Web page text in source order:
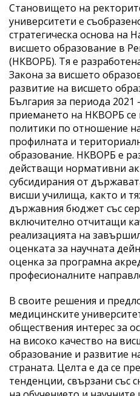
Становището на
университети е
стратегическа основа на
висшето образование в
(НКВОРБ). Тя е
Закона за висшето
развитие на висшето
България за периода 2021
приемането на НКВОРБ
политики по отношение
профилната и
образование. НКВОРБ е
действащи нормативни
субсидирания от
висши училища, както и
държавния бюджет със
включително отчитащи
реализацията на
оценката за научната
оценка за програмна
професионалните
В своите решения и
медицинските
обществения интерес за
на високо качество на
образование и развитие
страната. Целта е да се
тенденции, свързани със